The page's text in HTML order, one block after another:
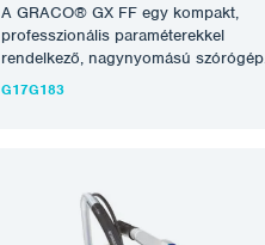
A GRACO® GX FF egy kompakt,
professzionális paraméterekkel
rendelkező, nagynyomású szórógép
kiváló árkategóriában, amelyet kisebb
megismerkedni a nagynyomású
technológiával. A GX21 kialakítását
kisebb belső felújításokhoz és új
G17G183